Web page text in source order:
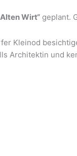
Wirt“ geplant.
Kleinod
Architektin und